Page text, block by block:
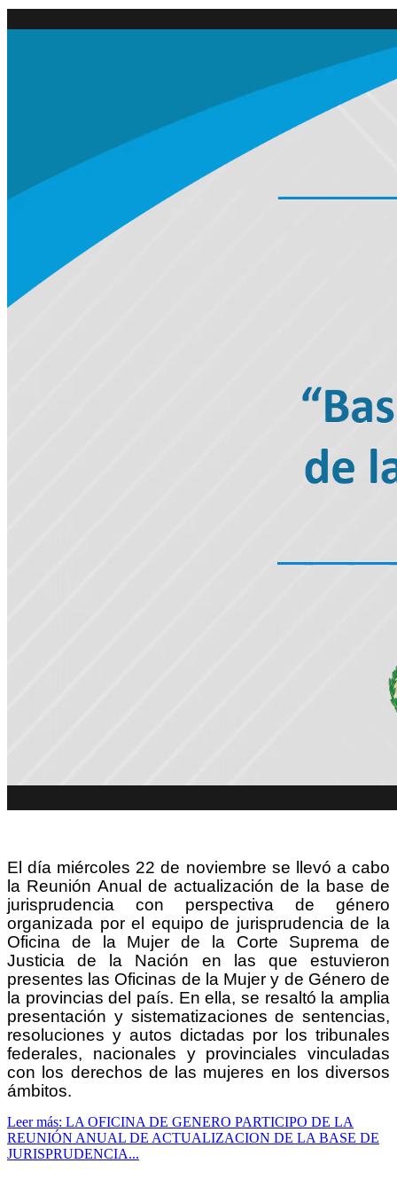
El día miércoles 22 de noviembre se llevó a cabo
la Reunión Anual de actualización de la base de
jurisprudencia con perspectiva de género
organizada por el equipo de jurisprudencia de la
Oficina de la Mujer de la Corte Suprema de
Justicia de la Nación en las que estuvieron
presentes las Oficinas de la Mujer y de Género de
la provincias del país. En ella, se resaltó la amplia
presentación y sistematizaciones de sentencias,
resoluciones y autos dictadas por los tribunales
federales, nacionales y provinciales vinculadas
con los derechos de las mujeres en los diversos
ámbitos.
Leer más: LA OFICINA DE GENERO PARTICIPO DE LA
REUNIÓN ANUAL DE ACTUALIZACION DE LA BASE DE
JURISPRUDENCIA...